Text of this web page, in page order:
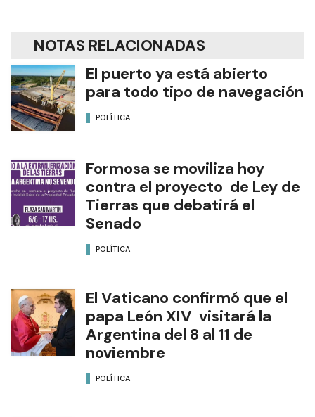
NOTAS RELACIONADAS
El puerto ya está abierto
para todo tipo de navegación
POLÍTICA
Formosa se moviliza hoy
contra el proyecto de Ley de
Tierras que debatirá el
Senado
POLÍTICA
El Vaticano confirmó que el
papa León XIV visitará la
Argentina del 8 al 11 de
noviembre
POLÍTICA